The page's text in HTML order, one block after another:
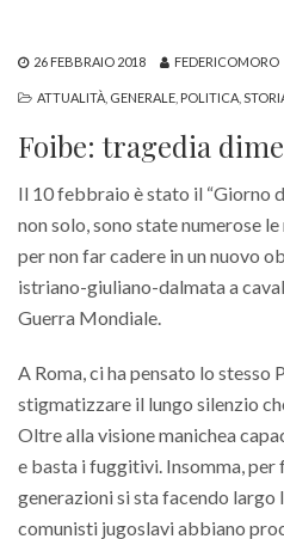
26 FEBBRAIO 2018 FEDERICOMORO
ATTUALITÀ GENERALE POLITICA
Foibe: tragedia
Il 10 febbraio è stato il “Giorno
non solo, sono state numerose
per non far cadere in un nuovo
istriano-giuliano-dalmata a
Guerra Mondiale.
A Roma, ci ha pensato lo stesso
stigmatizzare il lungo silenzio
Oltre alla visione manichea
e basta i fuggitivi. Insomma, per
generazioni si sta facendo largo
comunisti jugoslavi abbiano